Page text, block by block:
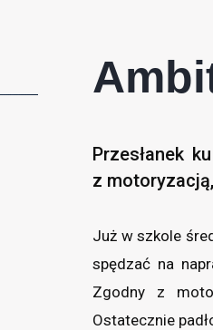
Przesłanek
z
Już w szkole
spędzać na
Zgodny z
Ostatecznie